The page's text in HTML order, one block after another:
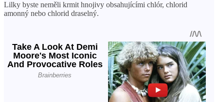
Lilky byste neměli krmit hnojivy obsahujícími chlór, chlorid
amonný nebo chlorid draselný.